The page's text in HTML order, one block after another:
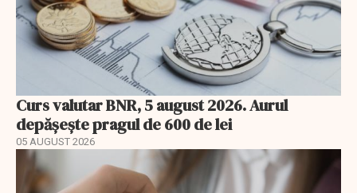
Curs valutar BNR, 5 august 2026. Aurul
depășește pragul de 600 de lei
05 AUGUST 2026